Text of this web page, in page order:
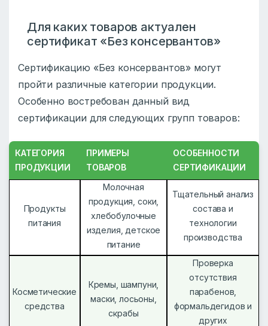
Для каких товаров актуален
сертификат «Без консервантов»
Сертификацию «Без консервантов» могут
пройти различные категории продукции.
Особенно востребован данный вид
сертификации для следующих групп товаров:
КАТЕГОРИЯ
ПРОДУКЦИИ
ПРИМЕРЫ
ТОВАРОВ
ОСОБЕННОСТИ
СЕРТИФИКАЦИИ
Продукты
питания
Молочная
продукция, соки,
хлебобулочные
изделия, детское
питание
Тщательный анализ
состава и
технологии
производства
Косметические
средства
Кремы, шампуни,
маски, лосьоны,
скрабы
Проверка
отсутствия
парабенов,
формальдегидов и
других